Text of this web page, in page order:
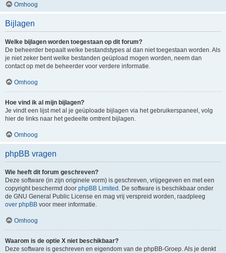
Omhoog
Bijlagen
Welke bijlagen worden toegestaan op dit forum?
De beheerder bepaalt welke bestandstypes al dan niet toegestaan worden. Als
je niet zeker bent welke bestanden geüpload mogen worden, neem dan
contact op met de beheerder voor verdere informatie.
Omhoog
Hoe vind ik al mijn bijlagen?
Je vindt een lijst met al je geüploade bijlagen via het gebruikerspaneel, volg
hier de links naar het gedeelte omtrent bijlagen.
Omhoog
phpBB vragen
Wie heeft dit forum geschreven?
Deze software (in zijn originele vorm) is geschreven, vrijgegeven en met een
copyright beschermd door phpBB Limited . De software is beschikbaar onder
de GNU General Public License en mag vrij verspreid worden, raadpleeg
over phpBB voor meer informatie.
Omhoog
Waarom is de optie X niet beschikbaar?
Deze software is geschreven en eigendom van de phpBB-Groep. Als je denkt